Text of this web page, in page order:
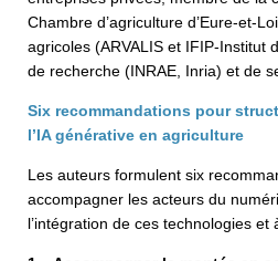
Chambre d’agriculture d’Eure-et-
agricoles (ARVALIS et IFIP-Institut
de recherche (INRAE, Inria) et de
Six recommandations pour
l’IA générative en agriculture
Les auteurs formulent six
accompagner les acteurs du
l’intégration de ces technologies et